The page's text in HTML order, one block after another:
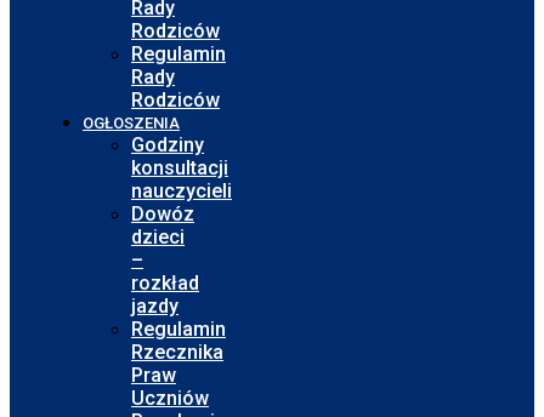
Rady
Rodziców
Regulamin
Rady
Rodziców
OGŁOSZENIA
Godziny
konsultacji
nauczycieli
Dowóz
dzieci
–
rozkład
jazdy
Regulamin
Rzecznika
Praw
Uczniów